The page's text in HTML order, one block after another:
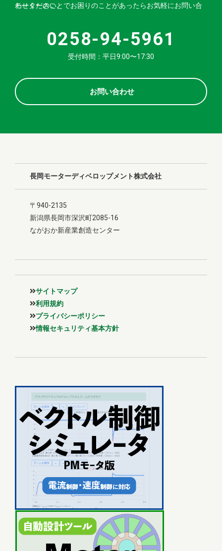
モーターのことでお困りのことがあったらお気軽にお問い合わせください。
0258-94-5961
受付時間：平日9:00〜17:30
お問い合わせ
長岡モーターディベロップメント株式会社
〒940-2135
新潟県長岡市深沢町2085-16
ながおか新産業創造センター
サイトマップ
利用規約
プライバシーポリシー
情報セキュリティ基本方針